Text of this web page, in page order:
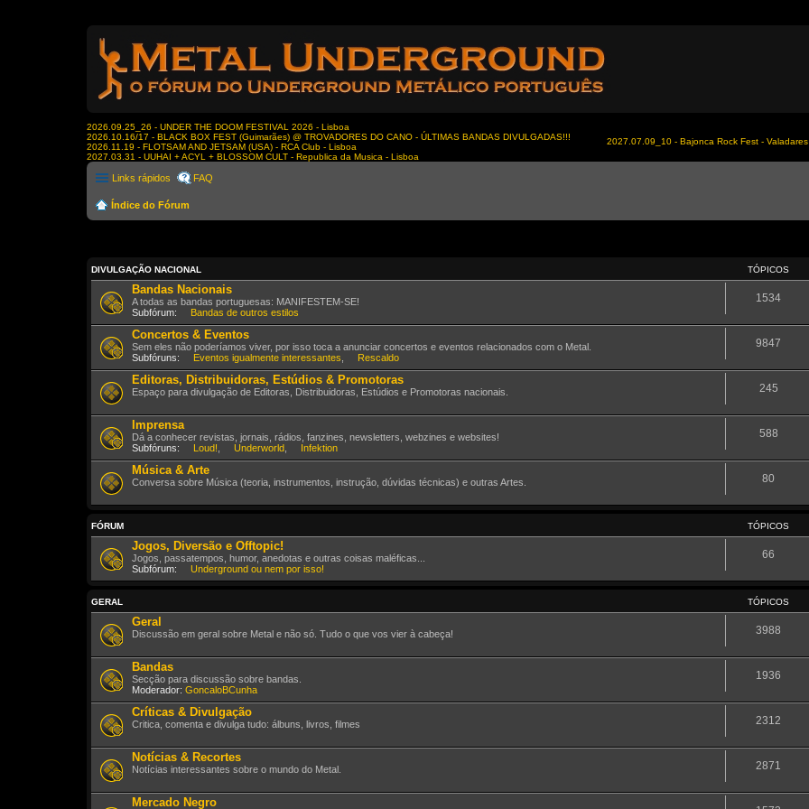
2026.09.25_26 - UNDER THE DOOM FESTIVAL 2026 - Lisboa
2026.10.16/17 - BLACK BOX FEST (Guimarães) @ TROVADORES DO CANO - ÚLTIMAS BANDAS DIVULGADAS!!!
2026.11.19 - FLOTSAM AND JETSAM (USA) - RCA Club - Lisboa
2027.03.31 - UUHAI + ACYL + BLOSSOM CULT - Republica da Musica - Lisboa
2027.07.09_10 - Bajonca Rock Fest -
Links rápidos FAQ
Índice do Fórum
DIVULGAÇÃO NACIONAL TÓPICOS
Bandas Nacionais
A todas as bandas portuguesas: MANIFESTEM-SE!
Subfórum:
Bandas de outros estilos
1534
Concertos & Eventos
Sem eles não poderíamos viver, por isso toca a anunciar concertos e eventos relacionados com o Metal.
Subfóruns:
Eventos igualmente interessantes Rescaldo
9847
Editoras, Distribuidoras, Estúdios & Promotoras
Espaço para divulgação de Editoras, Distribuidoras, Estúdios e Promotoras nacionais. 245
Imprensa
Dá a conhecer revistas, jornais, rádios, fanzines, newsletters, webzines e websites!
Subfóruns:
Loud! Underworld Infektion
588
Música & Arte
Conversa sobre Música (teoria, instrumentos, instrução, dúvidas técnicas) e outras Artes. 80
FÓRUM TÓPICOS
Jogos, Diversão e Offtopic!
Jogos, passatempos, humor, anedotas e outras coisas maléficas...
Subfórum:
Underground ou nem por isso!
66
GERAL TÓPICOS
Geral
Discussão em geral sobre Metal e não só. Tudo o que vos vier à cabeça! 3988
Bandas
Secção para discussão sobre bandas.
Moderador: GoncaloBCunha
1936
Críticas & Divulgação
Critica, comenta e divulga tudo: álbuns, livros, filmes 2312
Notícias & Recortes
Notícias interessantes sobre o mundo do Metal. 2871
Mercado Negro